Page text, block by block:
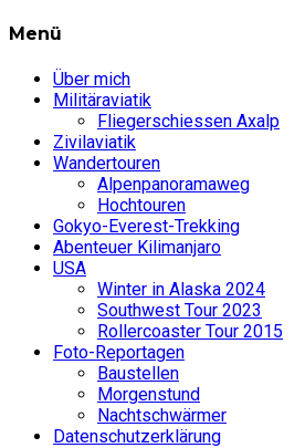
Menü
Über mich
Militäraviatik
Fliegerschiessen Axalp
Zivilaviatik
Wandertouren
Alpenpanoramaweg
Hochtouren
Gokyo-Everest-Trekking
Abenteuer Kilimanjaro
USA
Winter in Alaska 2024
Southwest Tour 2023
Rollercoaster Tour 2015
Foto-Reportagen
Baustellen
Morgenstund
Nachtschwärmer
Datenschutzerklärung